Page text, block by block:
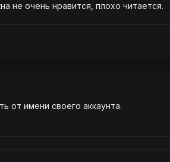
не очень нравится, плохо читается.
от имени своего аккаунта.